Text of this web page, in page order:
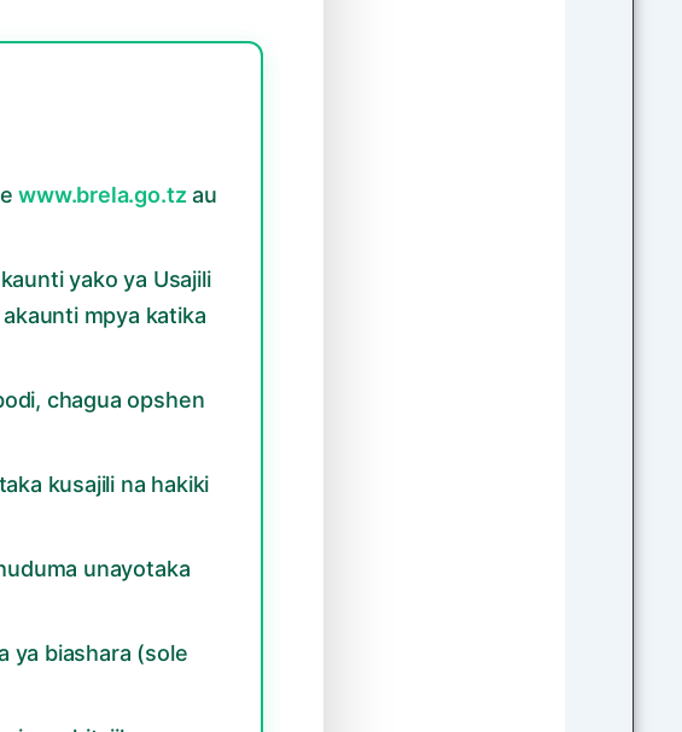
www.brela.go.tzau
yako ya Usajili
mpya katika
chagua opshen
kusajili na hakiki
unayotaka
ya biashara (sole